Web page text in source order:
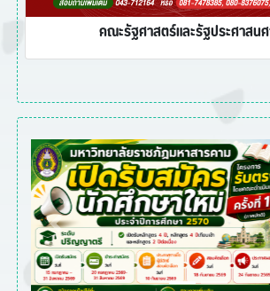
คณะรัฐศาสตร์และรัฐประศาสน
Previous